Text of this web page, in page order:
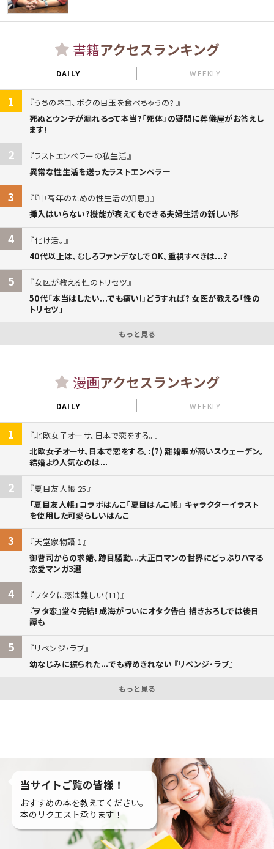
書籍アクセスランキング
DAILY WEEKLY
1
うちのネコ、ボクの目玉を食べちゃうの?
死ぬとウンチが漏れるって本当?「死体」の疑問に葬儀屋がお答えし
ます!
2
ラストエンペラーの私生活
異常な性生活を送ったラストエンペラー
3
『中高年のための性生活の知恵』
挿入はいらない?機能が衰えてもできる夫婦生活の新しい形
4
化け活。
40代以上は、むしろファンデなしでOK。重視すべきは...?
5
女医が教える性のトリセツ
50代「本当はしたい...でも痛い!」どうすれば? 女医が教える「性の
トリセツ」
もっと見る
漫画アクセスランキング
DAILY WEEKLY
1
北欧女子オーサ、日本で恋をする。
北欧女子オーサ、日本で恋をする。:(7) 離婚率が高いスウェーデン。
結婚より人気なのは...
2
夏目友人帳 25
「夏目友人帳」コラボはんこ「夏目はんこ帳」 キャラクターイラスト
を使用した可愛らしいはんこ
3
天堂家物語 1
御曹司からの求婚、跡目騒動...大正ロマンの世界にどっぷりハマる
恋愛マンガ3選
4
ヲタクに恋は難しい (11)
『ヲタ恋』堂々完結! 成海がついにオタク告白 描きおろしでは後日
譚も
5
リベンジ・ラブ
幼なじみに振られた...でも諦めきれない 『リベンジ・ラブ』
もっと見る
当サイトご覧の皆様！
おすすめの本を教えてください。
本のリクエスト承ります！